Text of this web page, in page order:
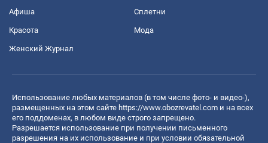
Афиша Сплетни
Красота Мода
Женский Журнал
Использование любых материалов (в том числе фото- и видео-),
размещенных на этом сайте https://www.obozrevatel.com и на всех
его поддоменах, в любом виде строго запрещено.
Разрешается использование при получении письменного
разрешения на их использование и при условии обязательной